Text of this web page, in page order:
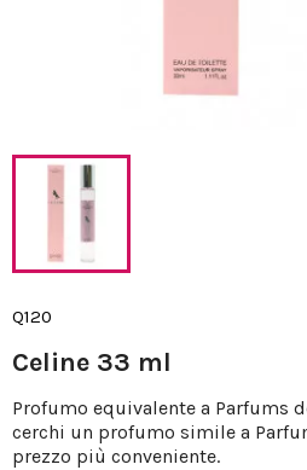
Q120
Celine 33 ml
Profumo equivalente a Parfums
cerchi un profumo simile a
prezzo più conveniente.